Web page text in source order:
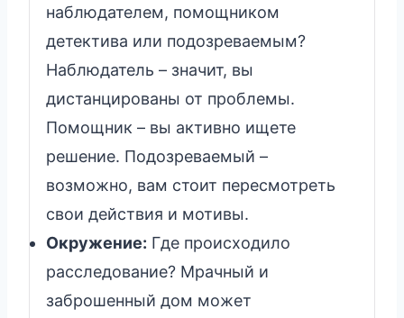
наблюдателем, помощником
детектива или подозреваемым?
Наблюдатель – значит, вы
дистанцированы от проблемы.
Помощник – вы активно ищете
решение. Подозреваемый –
возможно, вам стоит пересмотреть
свои действия и мотивы.
Окружение: Где происходило
расследование? Мрачный и
заброшенный дом может